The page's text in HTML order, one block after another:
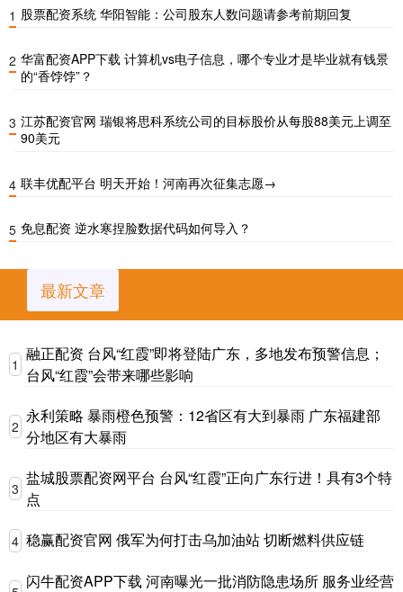
1 股票配资系统 华阳智能：公司股东人数问题请参考前期回复
2 华富配资APP下载 计算机vs电子信息，哪个专业才是毕业就有钱景
的“香饽饽”？
3 江苏配资官网 瑞银将思科系统公司的目标股价从每股88美元上调至
90美元
4 联丰优配平台 明天开始！河南再次征集志愿→
5 免息配资 逆水寒捏脸数据代码如何导入？
最新文章
1
融正配资 台风“红霞”即将登陆广东，多地发布预警信息；
台风“红霞”会带来哪些影响
2
永利策略 暴雨橙色预警：12省区有大到暴雨 广东福建部
分地区有大暴雨
3
盐城股票配资网平台 台风“红霞”正向广东行进！具有3个特
点
4 稳赢配资官网 俄军为何打击乌加油站 切断燃料供应链
闪牛配资APP下载 河南曝光一批消防隐患场所 服务业经营